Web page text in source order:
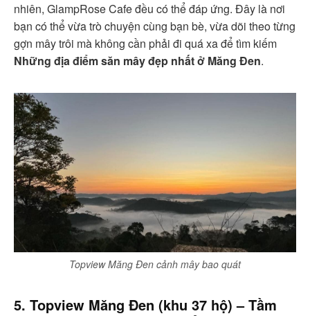
nhiên, GlampRose Cafe đều có thể đáp ứng. Đây là nơi
bạn có thể vừa trò chuyện cùng bạn bè, vừa dõi theo từng
gợn mây trôi mà không cần phải đi quá xa để tìm kiếm
Những địa điểm săn mây đẹp nhất ở Măng Đen.
Topview Măng Đen cảnh mây bao quát
5. Topview Măng Đen (khu 37 hộ) – Tầm